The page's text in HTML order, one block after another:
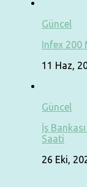
Güncel
Infex 200
11 Haz,
Güncel
İş
Saati
26 Eki,